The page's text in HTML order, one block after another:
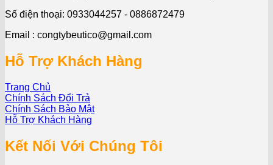
Số điện thoại: 0933044257 - 0886872479
Email : congtybeutico@gmail.com
Hỗ Trợ Khách Hàng
Trang Chủ
Chính Sách Đổi Trả
Chính Sách Bảo Mật
Hỗ Trợ Khách Hàng
Kết Nối Với Chúng Tôi